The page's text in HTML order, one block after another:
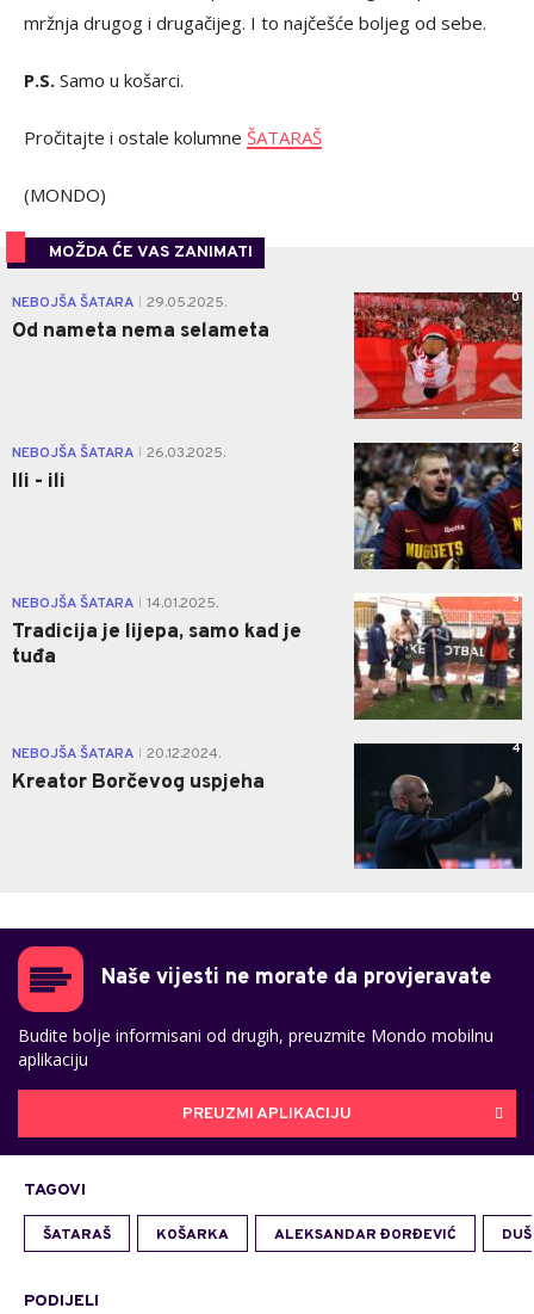
mržnja drugog i drugačijeg. I to najčešće boljeg od sebe.
P.S. Samo u košarci.
Pročitajte i ostale kolumne ŠATARAŠ
(MONDO)
MOŽDA ĆE VAS ZANIMATI
NEBOJŠA ŠATARA 29.05.2025.
Od nameta nema selameta
0
NEBOJŠA ŠATARA 26.03.2025.
Ili - ili
2
NEBOJŠA ŠATARA 14.01.2025.
Tradicija je lijepa, samo kad je
tuđa
3
NEBOJŠA ŠATARA 20.12.2024.
Kreator Borčevog uspjeha
4
Naše vijesti ne morate da provjeravate
Budite bolje informisani od drugih, preuzmite Mondo mobilnu
aplikaciju
PREUZMI APLIKACIJU
TAGOVI
ŠATARAŠ KOŠARKA ALEKSANDAR ĐORĐEVIĆ
PODIJELI